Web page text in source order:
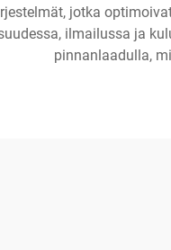
jotka
ilmailussa ja
pinnanlaadulla,